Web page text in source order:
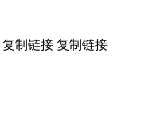
复制链接 复制链接